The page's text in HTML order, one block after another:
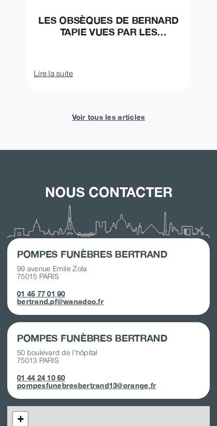
LES OBSÈQUES DE BERNARD
TAPIE VUES PAR LES
Lire la suite
Voir tous les articles
NOUS CONTACTER
POMPES FUNÈBRES BERTRAND
99 avenue Emile Zola
75015 PARIS
01 45 77 01 90
bertrand.pf@wanadoo.fr
POMPES FUNÈBRES BERTRAND
50 boulevard de l'hôpital
75013 PARIS
01 44 24 10 60
pompesfunebresbertrand13@orange.fr
+